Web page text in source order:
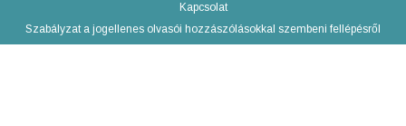
Kapcsolat
Szabályzat a jogellenes olvasói hozzászólásokkal szembeni fellépésről